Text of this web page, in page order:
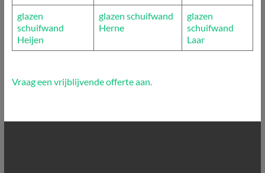
glazen
schuifwand
Heijen
glazen schuifwand
Herne
glazen
schuifwand
Laar
Vraag een vrijblijvende offerte aan.